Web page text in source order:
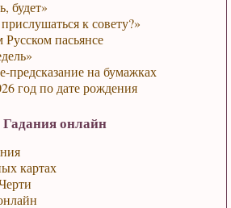
будет»
к совету?»
пасьянсе
предсказание на бумажках
год по дате рождения
Гадания онлайн
картах